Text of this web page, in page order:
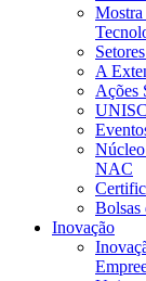
Mostra
A
Ações
NAC
Bolsas
Inovação